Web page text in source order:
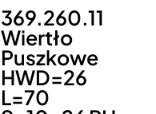
369.260.11
Wiertło
Puszkowe
HWD=26
L=70